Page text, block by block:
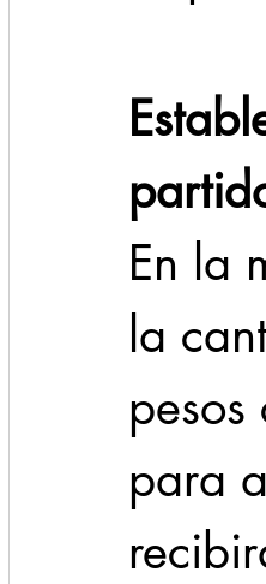
En la
la
para